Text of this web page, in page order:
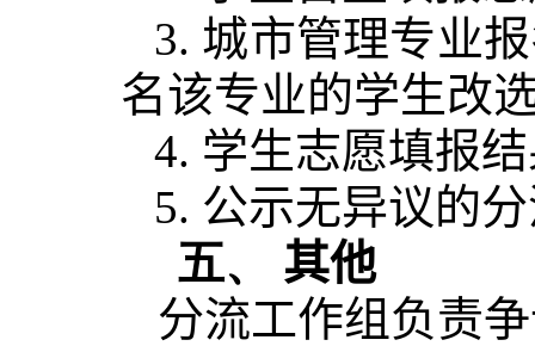
3. 城市管理专业
名该专业的学生改
4. 学生志愿填报
5. 公示无异议的
五、 其他
分流工作组负责